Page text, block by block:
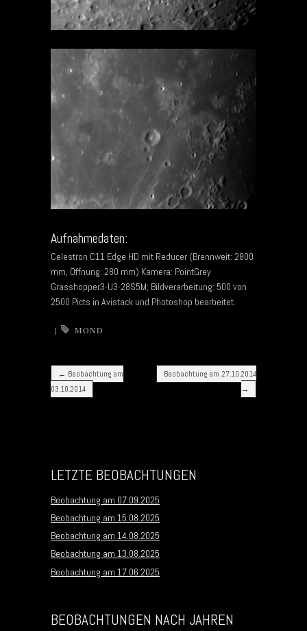
Aufnahmedaten:
Celestron C11 Edge HD mit Reducer (Brennweit: 2800
mm, Öffnung: 280 mm) Kamera: PointGrey
Grasshopper3-U3-28S5M; Bildverarbeitung: 500 von
2500 Picts in Avistack und Photoshop bearbeitet.
| MOND
Post navigation
← Beobachtung am
03.10.2014
Beobachtung am 27.10.2014
→
LETZTE BEOBACHTUNGEN
Beobachtung am 07.09.2025
Beobachtung am 15.08.2025
Beobachtung am 14.08.2025
Beobachtung am 13.08.2025
Beobachtung am 17.06.2025
BEOBACHTUNGEN NACH JAHREN